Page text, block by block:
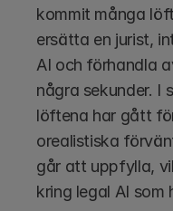
kommit många
ersätta en jurist,
AI och förhandla
några sekunder. I
löftena har gått
orealistiska
går att uppfylla,
kring legal AI som